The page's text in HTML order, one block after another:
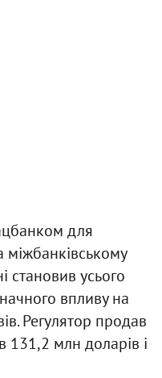
для
становив усього
впливу на
Регулятор продав
131,2 млн доларів і